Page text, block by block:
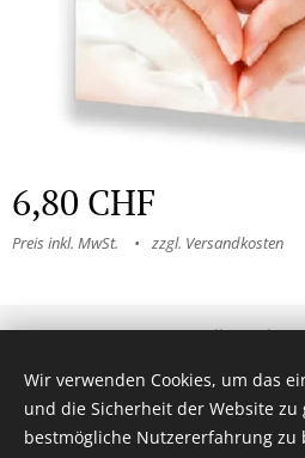
6,80 CHF
Preis inkl. MwSt. zzgl. Versandkosten
© 2025 Alle Rechte
Allgemeine
Cookies
Wir verwenden Cookies, um das
und die Sicherheit der Website
bestmögliche Nutzererfahrung zu